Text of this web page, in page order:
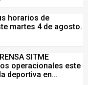
horarios de
martes 4 de agosto.
SITME
operacionales este
deportiva en